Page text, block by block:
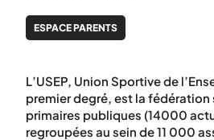
ESPACE PARENTS
L’USEP, Union Sportive de
premier degré, est la
primaires publiques (14000
regroupées au sein de 11 000